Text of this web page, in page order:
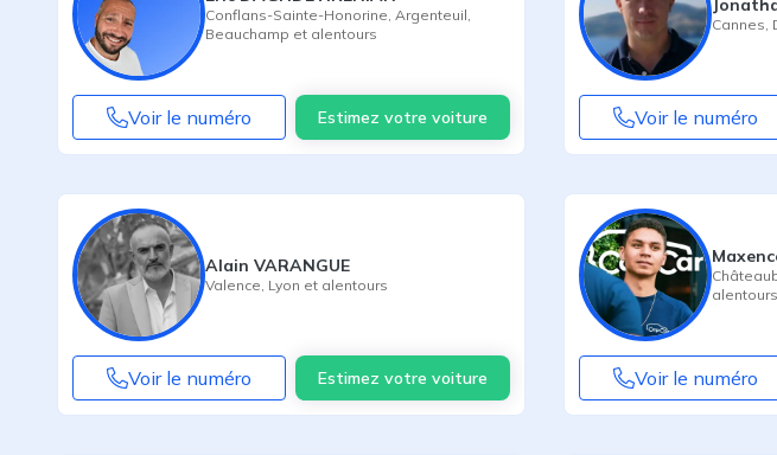
Conflans-Sainte-Honorine Argenteuil
Beauchamp et alentours
Voir le numéro Estimez votre voiture
Cannes
Voir le numéro
Alain VARANGUE
Valence Lyon et alentours
Voir le numéro Estimez votre voiture
alentours
Voir le numéro